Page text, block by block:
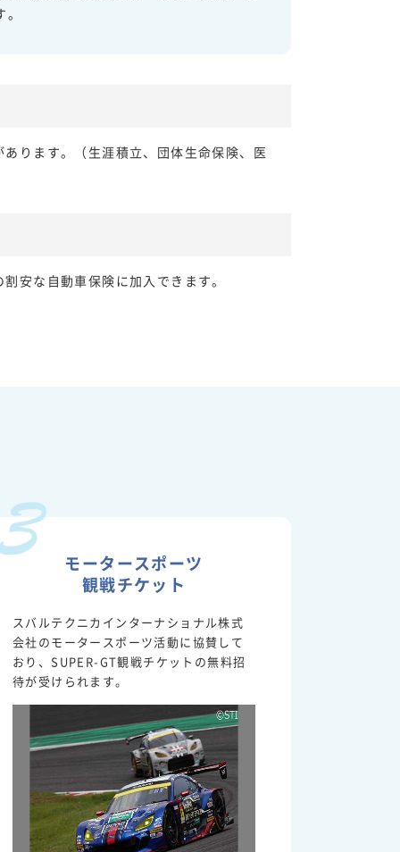
。
ります。（生涯積立、団体生命保険、医
安な自動車保険に加入できます。
モータースポーツ
観戦チケット
スバルテクニカインターナショナル株式
会社のモータースポーツ活動に協賛して
おり、SUPER-GT観戦チケットの無料招
待が受けられます。